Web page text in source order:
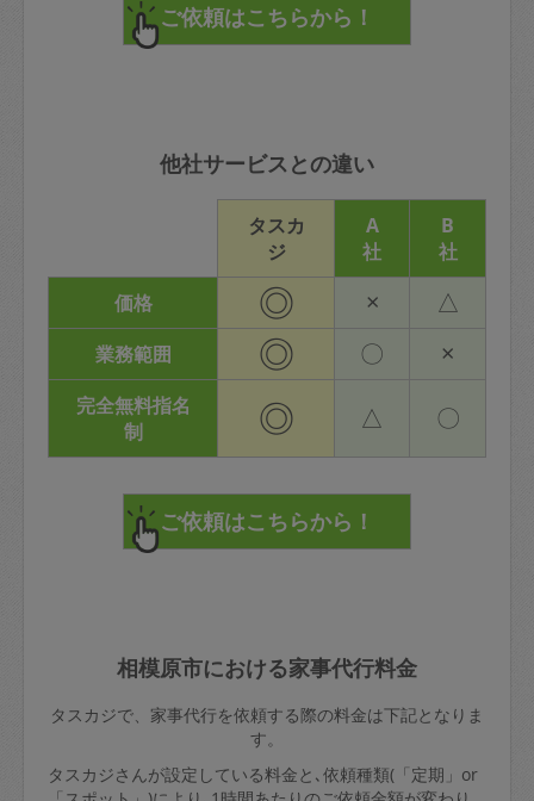
他社サービスとの違い
タスカ
ジ
A
社
B
社
価格
◎ × △
業務範囲 ◎ 〇 ×
完全無料指名
制
◎ △ 〇
相模原市における家事代行料金
タスカジで、家事代行を依頼する際の料金は下記となりま
す。
タスカジさんが設定している料金と､依頼種類(「定期」or